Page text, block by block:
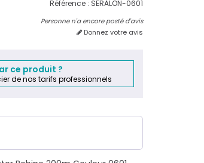
Personne n'a encore posté d'avis
ce produit ?
de nos tarifs professionnels